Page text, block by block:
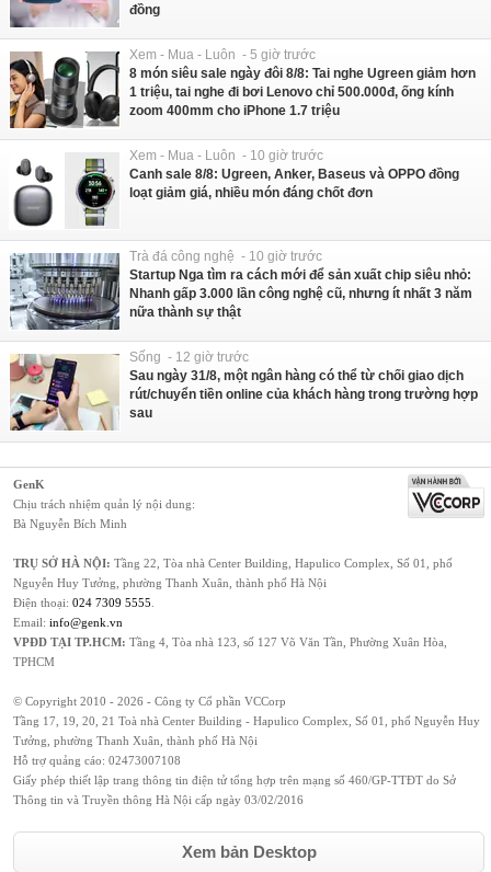
đồng
Xem - Mua - Luôn - 5 giờ trước
8 món siêu sale ngày đôi 8/8: Tai nghe Ugreen giảm hơn
1 triệu, tai nghe đi bơi Lenovo chỉ 500.000đ, ống kính
zoom 400mm cho iPhone 1.7 triệu
Xem - Mua - Luôn - 10 giờ trước
Canh sale 8/8: Ugreen, Anker, Baseus và OPPO đồng
loạt giảm giá, nhiều món đáng chốt đơn
Trà đá công nghệ - 10 giờ trước
Startup Nga tìm ra cách mới để sản xuất chip siêu nhỏ:
Nhanh gấp 3.000 lần công nghệ cũ, nhưng ít nhất 3 năm
nữa thành sự thật
Sống - 12 giờ trước
Sau ngày 31/8, một ngân hàng có thể từ chối giao dịch
rút/chuyển tiền online của khách hàng trong trường hợp
sau
GenK
Chịu trách nhiệm quản lý nội dung:
Bà Nguyễn Bích Minh
TRỤ SỞ HÀ NỘI: Tầng 22, Tòa nhà Center Building, Hapulico Complex, Số 01, phố
Nguyễn Huy Tưởng, phường Thanh Xuân, thành phố Hà Nội
Điện thoại: 024 7309 5555
Email: info@genk.vn
VPĐD TẠI TP.HCM: Tầng 4, Tòa nhà 123, số 127 Võ Văn Tần, Phường Xuân Hòa,
TPHCM
© Copyright 2010 - 2026 - Công ty Cổ phần VCCorp
Tầng 17, 19, 20, 21 Toà nhà Center Building - Hapulico Complex, Số 01, phố Nguyễn Huy
Tưởng, phường Thanh Xuân, thành phố Hà Nội
Hỗ trợ quảng cáo: 02473007108
Giấy phép thiết lập trang thông tin điện tử tổng hợp trên mạng số 460/GP-TTĐT do Sở
Thông tin và Truyền thông Hà Nội cấp ngày 03/02/2016
Xem bản Desktop